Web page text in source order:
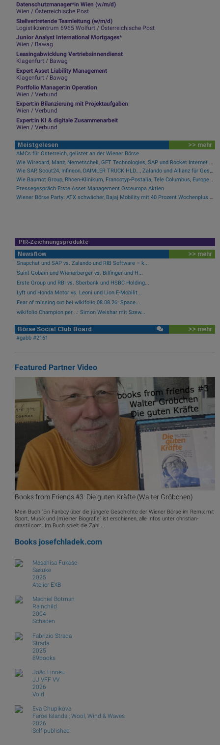
Datenschutzmanager*in Wien (w/m/d)
Wien / Österreichische Post
Stellvertretende Teamleitung (w/m/d)
Logistikzentrum 6965 Wolfurt / Österreichische Post
Junior Analyst International Mortgages*
Wien / Bawag
Leasingabwicklung Vertriebsinnendienst
Klagenfurt / Bawag
Expert Asset Liability Management
Klagenfurt / Bawag
Portfolio Manager:in Operation
Wien / Verbund
Expert:in Bilanzierung mit Projektaufgaben
Wien / Verbund
Expert:in KI & digitale Zusammenarbeit
Wien / Verbund
Meistgelesen >> mehr
AMCs für Österreich, gelistet an der Wiener Börse
Wie SAP, Scout24, Infineon, DAIMLER TRUCK HLD..., Zalando und Allianz für Gesprächsstoff im DAX sorgten
Wie Baumot Group, Rhoen-Klinikum, Francotyp-Postalia, Tele Columbus, European Lithium und Lanxess für Gesprächsstoff sorgten
Pressegespräch Erste Asset Management Osteuropa Aktien
PIR-Zeichnungsprodukte
Newsflow >> mehr
Snapchat und SAP vs. Zalando und RIB Software – k...
Saint Gobain und Wienerberger vs. Bilfinger und H...
Erste Group und RBI vs. Sberbank und HSBC Holding...
Lyft und Honda Motor vs. Leoni und Lion E-Mobilit...
Fear of missing out bei wikifolio 08.08.26: Space...
wikifolio Champion per ..: Simon Weishar mit Szew...
Börse Social Club Board >> mehr
#gabb #2161
Featured Partner Video
Books from Friends #3: Die guten Kräfte (Walter Gröbchen)
Mein Buch "Ein Fanboy über die jüngere Geschichte der Wiener Börse im Remix mit
Sport, Musik und (m)einer Biografie" ist erschienen, alle Infos unter christian-
drastil.com. Im Buch spielt die Zahl ...
Books josefchladek.com
Masahisa Fukase
Sasuke
2025
Atelier EXB
Machiel Botman
Rainchild
2004
Schaden
Fabrizio Strada
Strada
2025
89books
João Linneu
JJ VFF VV
2026
Void
Eva Chupikova
Faroe Islands ; Wool, Wind & Waves
2026
Self published